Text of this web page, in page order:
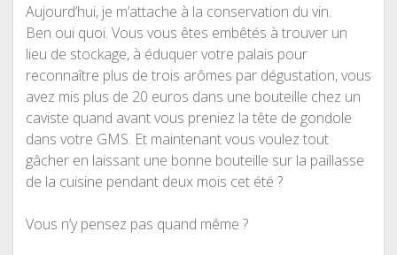
Aujourd’hui, je m’attache à la conservation du vin.
Ben oui quoi. Vous vous êtes embêtés à trouver un
lieu de stockage, à éduquer votre palais pour
reconnaître plus de trois arômes par dégustation, vous
avez mis plus de 20 euros dans une bouteille chez un
caviste quand avant vous preniez la tête de gondole
dans votre GMS. Et maintenant vous voulez tout
gâcher en laissant une bonne bouteille sur la paillasse
de la cuisine pendant deux mois cet été ?
Vous n’y pensez pas quand même ?